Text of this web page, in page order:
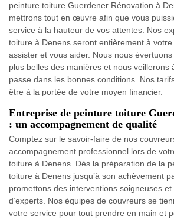
peinture toiture Guerdener Rénovation à
mettrons tout en œuvre afin que vous
service à la hauteur de vos attentes. Nos
toiture à Denens seront entièrement à
assister et vous aider. Nous nous
plus belles des manières et nous veillerons
passe dans les bonnes conditions. Nos
être à la portée de votre moyen financier.
Entreprise de peinture toiture
: un accompagnement de qualité
Comptez sur le savoir-faire de nos
accompagnement professionnel lors de
toiture à Denens. Dès la préparation de la
toiture à Denens jusqu’à son achèvement
promettons des interventions soigneuses et
d’experts. Nos équipes de couvreurs se
votre service pour tout prendre en main et